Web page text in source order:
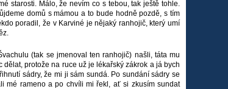
starosti. Málo, že nevím co s tebou, tak ještě tohle.
domů s mámou a to bude hodně pozdě, s tím
poradil, že v Karviné je nějaký ranhojič, který umí
(tak se jmenoval ten ranhojič) našli, táta mu
protože na ruce už je lékařský zákrok a já bych
sádry, že mi ji sám sundá. Po sundání sádry se
mé rameno a po chvíli mi řekl, ať si zkusím sundat